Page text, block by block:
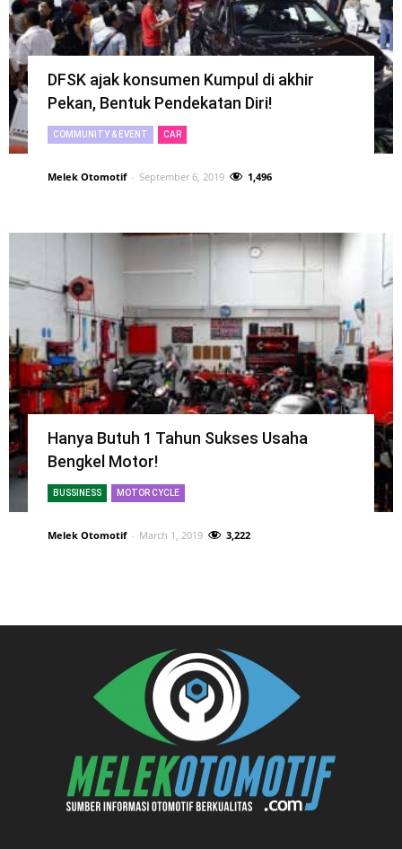
DFSK ajak konsumen Kumpul di akhir
Pekan, Bentuk Pendekatan Diri!
COMMUNITY & EVENT CAR
Melek Otomotif - September 6, 2019 1,496
Hanya Butuh 1 Tahun Sukses Usaha
Bengkel Motor!
BUSSINESS MOTOR CYCLE
Melek Otomotif - March 1, 2019 3,222